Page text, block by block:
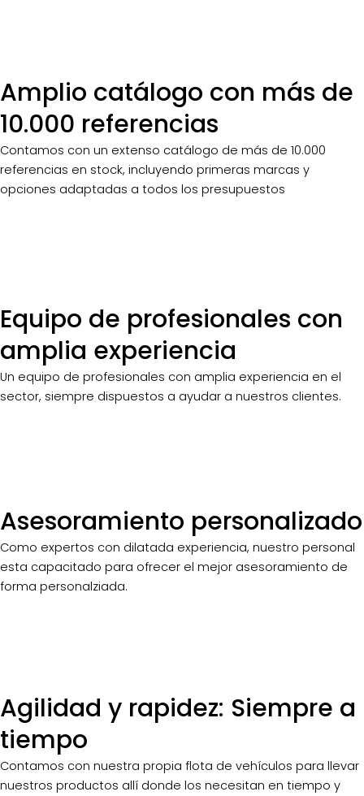
Amplio catálogo con más de
10.000 referencias
Contamos con un extenso catálogo de más de 10.000
referencias en stock, incluyendo primeras marcas y
opciones adaptadas a todos los presupuestos
Equipo de profesionales con
amplia experiencia
Un equipo de profesionales con amplia experiencia en el
sector, siempre dispuestos a ayudar a nuestros clientes.
Asesoramiento personalizado
Como expertos con dilatada experiencia, nuestro personal
esta capacitado para ofrecer el mejor asesoramiento de
forma personalziada.
Agilidad y rapidez: Siempre a
tiempo
Contamos con nuestra propia flota de vehículos para llevar
nuestros productos allí donde los necesitan en tiempo y